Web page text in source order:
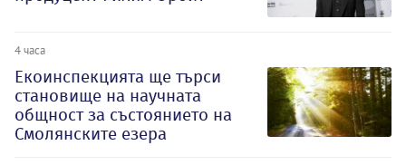
4 часа
Екоинспекцията ще търси
становище на научната
общност за състоянието на
Смолянските езера